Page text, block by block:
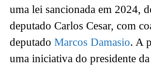
uma lei sancionada em 2024,
deputado Carlos Cesar, com
deputado Marcos Damasio. A
uma iniciativa do presidente da